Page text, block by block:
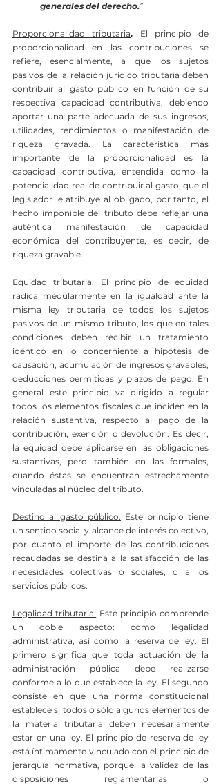
generales del derecho.”
Proporcionalidad tributaria. El principio de
proporcionalidad en las contribuciones se
refiere, esencialmente, a que los sujetos
pasivos de la relación jurídico tributaria deben
contribuir al gasto público en función de su
respectiva capacidad contributiva, debiendo
aportar una parte adecuada de sus ingresos,
utilidades, rendimientos o manifestación de
riqueza gravada. La característica más
importante de la proporcionalidad es la
capacidad contributiva, entendida como la
potencialidad real de contribuir al gasto, que el
legislador le atribuye al obligado, por tanto, el
hecho imponible del tributo debe reflejar una
auténtica manifestación de capacidad
económica del contribuyente, es decir, de
riqueza gravable.
Equidad tributaria. El principio de equidad
radica medularmente en la igualdad ante la
misma ley tributaria de todos los sujetos
pasivos de un mismo tributo, los que en tales
condiciones deben recibir un tratamiento
idéntico en lo concerniente a hipótesis de
causación, acumulación de ingresos gravables,
deducciones permitidas y plazos de pago. En
general este principio va dirigido a regular
todos los elementos fiscales que inciden en la
relación sustantiva, respecto al pago de la
contribución, exención o devolución. Es decir,
la equidad debe aplicarse en las obligaciones
sustantivas, pero también en las formales,
cuando éstas se encuentran estrechamente
vinculadas al núcleo del tributo.
Destino al gasto público. Este principio tiene
un sentido social y alcance de interés colectivo,
por cuanto el importe de las contribuciones
recaudadas se destina a la satisfacción de las
necesidades colectivas o sociales, o a los
servicios públicos.
Legalidad tributaria. Este principio comprende
un doble aspecto: como legalidad
administrativa, así como la reserva de ley. El
primero significa que toda actuación de la
administración pública debe realizarse
conforme a lo que establece la ley. El segundo
consiste en que una norma constitucional
establece si todos o sólo algunos elementos de
la materia tributaria deben necesariamente
estar en una ley. El principio de reserva de ley
está íntimamente vinculado con el principio de
jerarquía normativa, porque la validez de las
disposiciones reglamentarias o